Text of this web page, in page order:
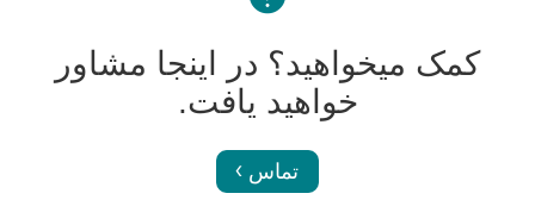
کمک میخواهید؟ در اینجا مشاور
خواهید یافت.
تماس